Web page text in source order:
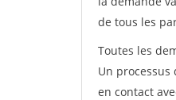
de tous les
Toutes les
Un
en contact